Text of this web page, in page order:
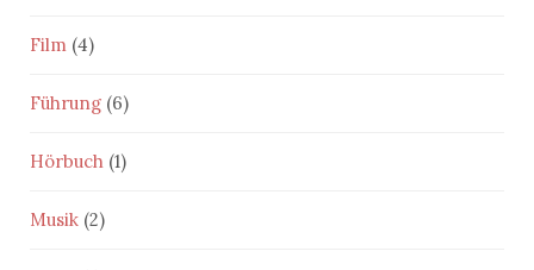
Film (4)
Führung (6)
Hörbuch (1)
Musik (2)